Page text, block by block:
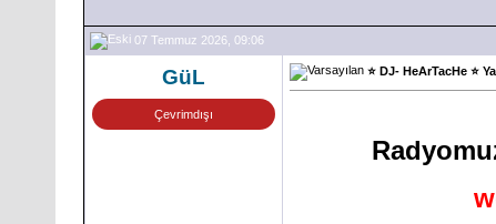
07 Temmuz 2026, 09:06
GüL
Çevrimdışı
⭐ DJ- HeArTacHe ⭐